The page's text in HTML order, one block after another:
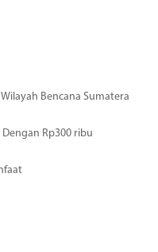
Bencana Sumatera
Rp300 ribu